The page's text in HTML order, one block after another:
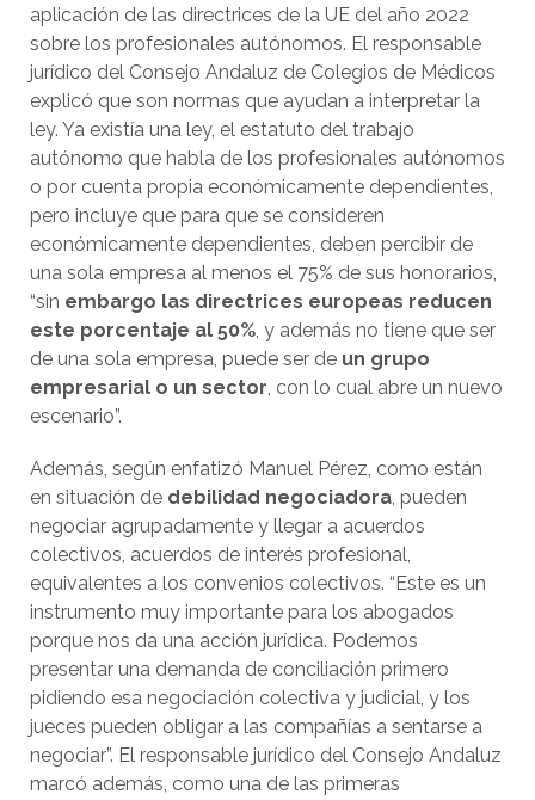
aplicación de las directrices de la UE del año 2022
sobre los profesionales autónomos. El responsable
jurídico del Consejo Andaluz de Colegios de Médicos
explicó que son normas que ayudan a interpretar la
ley. Ya existía una ley, el estatuto del trabajo
autónomo que habla de los profesionales autónomos
o por cuenta propia económicamente dependientes,
pero incluye que para que se consideren
económicamente dependientes, deben percibir de
una sola empresa al menos el 75% de sus honorarios,
“sin embargo las directrices europeas reducen
este porcentaje al 50%, y además no tiene que ser
de una sola empresa, puede ser de un grupo
empresarial o un sector, con lo cual abre un nuevo
escenario”.
Además, según enfatizó Manuel Pérez, como están
en situación de debilidad negociadora, pueden
negociar agrupadamente y llegar a acuerdos
colectivos, acuerdos de interés profesional,
equivalentes a los convenios colectivos. “Este es un
instrumento muy importante para los abogados
porque nos da una acción jurídica. Podemos
presentar una demanda de conciliación primero
pidiendo esa negociación colectiva y judicial, y los
jueces pueden obligar a las compañías a sentarse a
negociar”. El responsable jurídico del Consejo Andaluz
marcó además, como una de las primeras